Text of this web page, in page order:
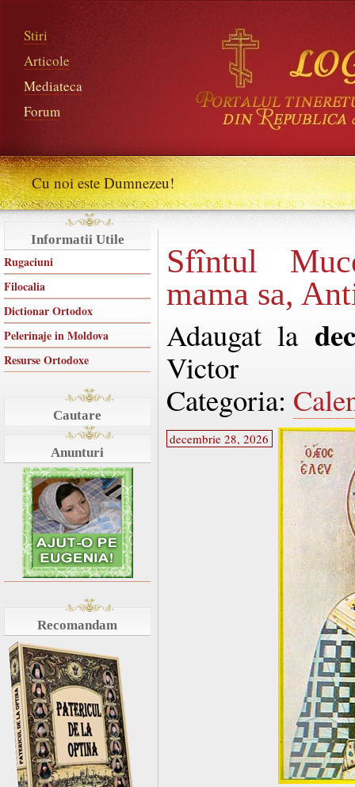
Stiri
Articole
Mediateca
Forum
Cu noi este Dumnezeu!
Informatii Utile
Rugaciuni
Filocalia
Dictionar Ortodox
Pelerinaje in Moldova
Resurse Ortodoxe
Cautare
Anunturi
Recomandam
Sfîntul
mama sa,
Adaugat la
Victor
Categoria:
decembrie 28, 2026